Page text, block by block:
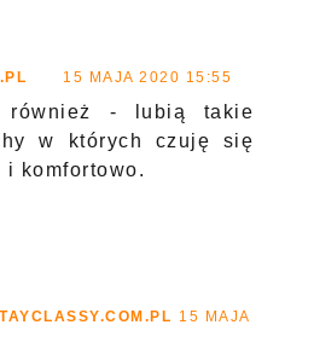
15 MAJA 2020 15:55
również - lubią takie
w których czuję się
i komfortowo.
15 MAJA